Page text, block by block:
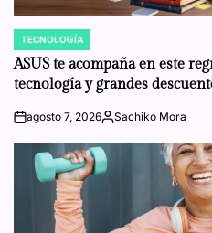
POSTED
IN
TECNOLOGÍA
ASUS te acompaña en este
tecnología y grandes
onagosto 7, 2026Posted
Sachiko Mora